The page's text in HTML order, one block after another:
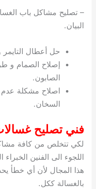
– تصليح مشاكل باب
البيان.
حل أعطال
إصلاح الصمام و
الصابون.
اصلاح مشكلة عدم
السخان.
فني تصليح
لكي تتخلص من كافة
اللجوء الى الفنين
هذا المجال لأن أي خطأ
بالغسالة ككل.